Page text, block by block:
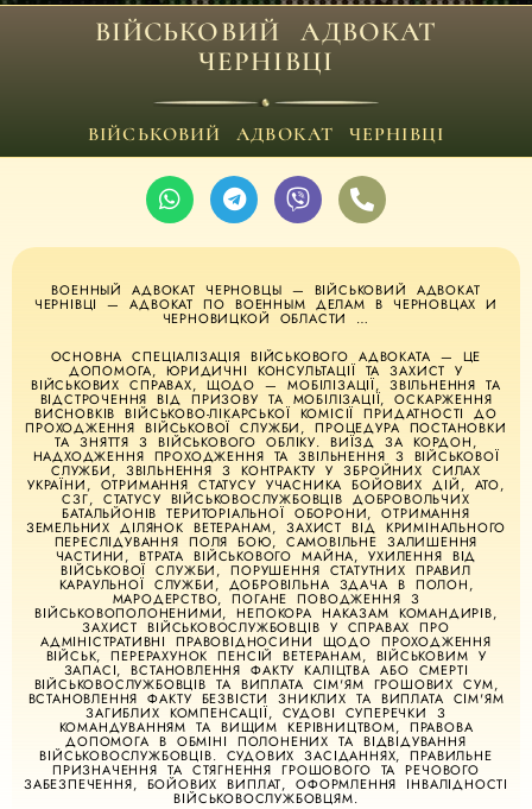
ВІЙСЬКОВИЙ АДВОКАТ
ЧЕРНІВЦІ
ВІЙСЬКОВИЙ АДВОКАТ ЧЕРНІВЦІ
ВОЕННЫЙ АДВОКАТ ЧЕРНОВЦЫ — ВІЙСЬКОВИЙ АДВОКАТ
ЧЕРНІВЦІ — АДВОКАТ ПО ВОЕННЫМ ДЕЛАМ В ЧЕРНОВЦАХ И
ЧЕРНОВИЦКОЙ ОБЛАСТИ …
ОСНОВНА СПЕЦІАЛІЗАЦІЯ ВІЙСЬКОВОГО АДВОКАТА — ЦЕ
ДОПОМОГА, ЮРИДИЧНІ КОНСУЛЬТАЦІЇ ТА ЗАХИСТ У
ВІЙСЬКОВИХ СПРАВАХ, ЩОДО — МОБІЛІЗАЦІЇ, ЗВІЛЬНЕННЯ ТА
ВІДСТРОЧЕННЯ ВІД ПРИЗОВУ ТА МОБІЛІЗАЦІЇ, ОСКАРЖЕННЯ
ВИСНОВКІВ ВІЙСЬКОВО-ЛІКАРСЬКОЇ КОМІСІЇ ПРИДАТНОСТІ ДО
ПРОХОДЖЕННЯ ВІЙСЬКОВОЇ СЛУЖБИ, ПРОЦЕДУРА ПОСТАНОВКИ
ТА ЗНЯТТЯ З ВІЙСЬКОВОГО ОБЛІКУ. ВИЇЗД ЗА КОРДОН,
НАДХОДЖЕННЯ ПРОХОДЖЕННЯ ТА ЗВІЛЬНЕННЯ З ВІЙСЬКОВОЇ
СЛУЖБИ, ЗВІЛЬНЕННЯ З КОНТРАКТУ У ЗБРОЙНИХ СИЛАХ
УКРАЇНИ, ОТРИМАННЯ СТАТУСУ УЧАСНИКА БОЙОВИХ ДІЙ, АТО,
СЗГ, СТАТУСУ ВІЙСЬКОВОСЛУЖБОВЦІВ ДОБРОВОЛЬЧИХ
БАТАЛЬЙОНІВ ТЕРИТОРІАЛЬНОЇ ОБОРОНИ, ОТРИМАННЯ
ЗЕМЕЛЬНИХ ДІЛЯНОК ВЕТЕРАНАМ, ЗАХИСТ ВІД КРИМІНАЛЬНОГО
ПЕРЕСЛІДУВАННЯ ПОЛЯ БОЮ, САМОВІЛЬНЕ ЗАЛИШЕННЯ
ЧАСТИНИ, ВТРАТА ВІЙСЬКОВОГО МАЙНА, УХИЛЕННЯ ВІД
ВІЙСЬКОВОЇ СЛУЖБИ, ПОРУШЕННЯ СТАТУТНИХ ПРАВИЛ
КАРАУЛЬНОЇ СЛУЖБИ, ДОБРОВІЛЬНА ЗДАЧА В ПОЛОН,
МАРОДЕРСТВО, ПОГАНЕ ПОВОДЖЕННЯ З
ВІЙСЬКОВОПОЛОНЕНИМИ, НЕПОКОРА НАКАЗАМ КОМАНДИРІВ,
ЗАХИСТ ВІЙСЬКОВОСЛУЖБОВЦІВ У СПРАВАХ ПРО
АДМІНІСТРАТИВНІ ПРАВОВІДНОСИНИ ЩОДО ПРОХОДЖЕННЯ
ВІЙСЬК, ПЕРЕРАХУНОК ПЕНСІЙ ВЕТЕРАНАМ, ВІЙСЬКОВИМ У
ЗАПАСІ, ВСТАНОВЛЕННЯ ФАКТУ КАЛІЦТВА АБО СМЕРТІ
ВІЙСЬКОВОСЛУЖБОВЦІВ ТА ВИПЛАТА СІМ'ЯМ ГРОШОВИХ СУМ,
ВСТАНОВЛЕННЯ ФАКТУ БЕЗВІСТИ ЗНИКЛИХ ТА ВИПЛАТА СІМ'ЯМ
ЗАГИБЛИХ КОМПЕНСАЦІЇ, СУДОВІ СУПЕРЕЧКИ З
КОМАНДУВАННЯМ ТА ВИЩИМ КЕРІВНИЦТВОМ, ПРАВОВА
ДОПОМОГА В ОБМІНІ ПОЛОНЕНИХ ТА ВІДВІДУВАННЯ
ВІЙСЬКОВОСЛУЖБОВЦІВ. СУДОВИХ ЗАСІДАННЯХ, ПРАВИЛЬНЕ
ПРИЗНАЧЕННЯ ТА СТЯГНЕННЯ ГРОШОВОГО ТА РЕЧОВОГО
ЗАБЕЗПЕЧЕННЯ, БОЙОВИХ ВИПЛАТ, ОФОРМЛЕННЯ ІНВАЛІДНОСТІ
ВІЙСЬКОВОСЛУЖБОВЦЯМ.